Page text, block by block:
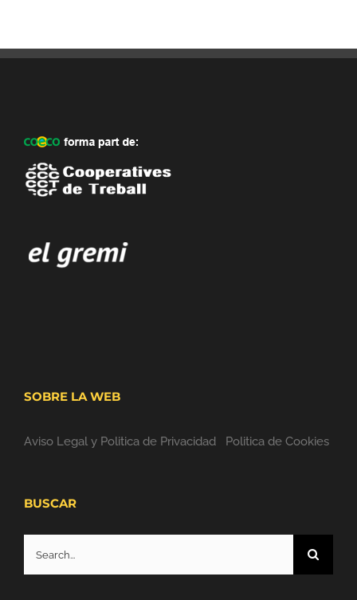
SOBRE LA WEB
Aviso Legal y Politica de Privacidad Politica de Cookies
BUSCAR
for: